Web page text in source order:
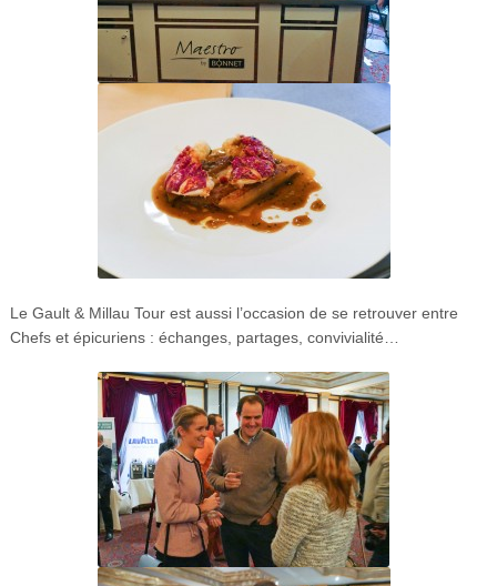
Le Gault & Millau Tour est aussi l’occasion de se retrouver entre
Chefs et épicuriens : échanges, partages, convivialité…